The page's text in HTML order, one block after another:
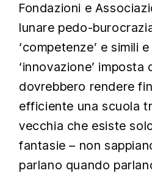
Fondazioni e
lunare pedo-
‘competenze’ e simili
‘innovazione’ imposta
dovrebbero rendere
efficiente una scuola
vecchia che esiste
fantasie – non
parlano quando